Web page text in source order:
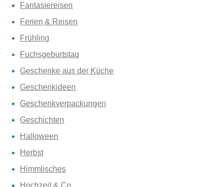
Fantasiereisen
Ferien & Reisen
Frühling
Fuchsgeburtstag
Geschenke aus der Küche
Geschenkideen
Geschenkverpackungen
Geschichten
Halloween
Herbst
Himmlisches
Hochzeit & Co.